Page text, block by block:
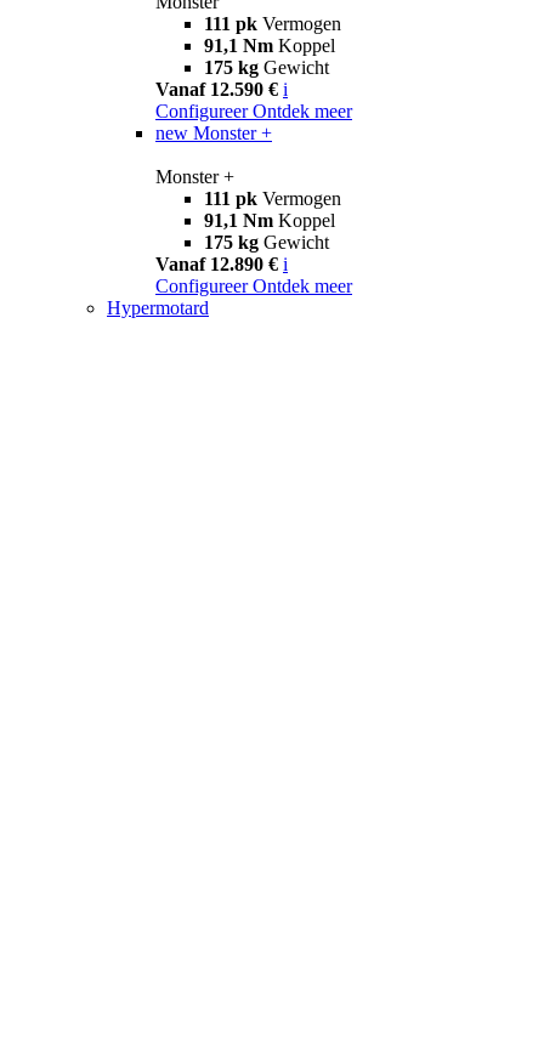
111 pk Vermogen
91,1 Nm Koppel
175 kg Gewicht
Vanaf 12.590 € i
Configureer Ontdek meer
new Monster +
Monster +
111 pk Vermogen
91,1 Nm Koppel
175 kg Gewicht
Vanaf 12.890 € i
Configureer Ontdek meer
Hypermotard